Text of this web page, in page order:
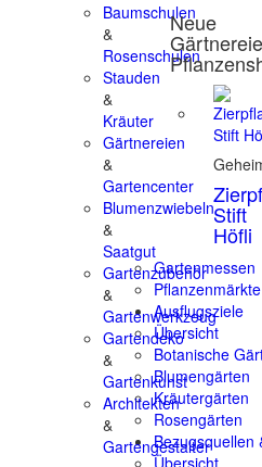
Baumschulen
&
Rosenschulen
Stauden
&
Kräuter
Gärtnereien
&
Gartencenter
Blumenzwiebeln
&
Saatgut
Gartenzubehör
&
Gartenwerkzeug
Gartendeko
&
Gartenkunst
Architekten
&
Gartengestalter
Neue
Stift
Höfli
Gartenmessen
Pflanzenmärkte
Ausflugsziele
Übersicht
Botanische
Blumengärten
Kräutergärten
Rosengärten
Bezugsquellen